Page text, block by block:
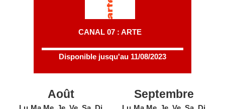
CANAL 07 : ARTE
Disponible jusqu'au 11/08/2023
Août Septembre